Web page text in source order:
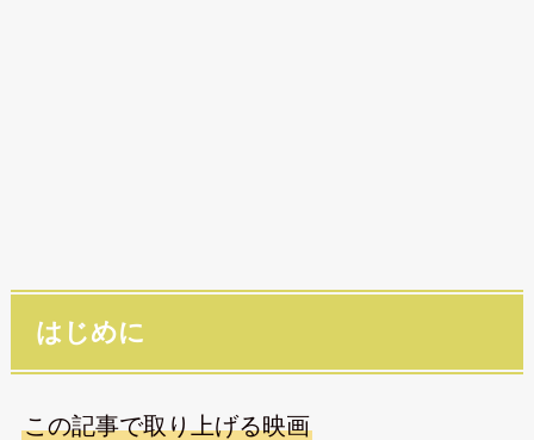
はじめに
この記事で取り上げる映画